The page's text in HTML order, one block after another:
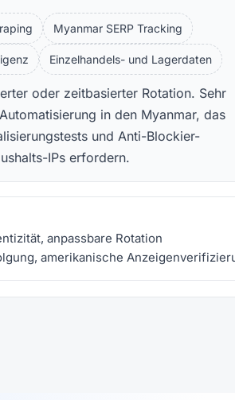
Myanmar SERP Tracking
Einzelhandels- und Lagerdaten
oder zeitbasierter Rotation. Sehr
in den Myanmar, das
und Anti-Blockier-
IPs erfordern.
anpassbare Rotation
amerikanische